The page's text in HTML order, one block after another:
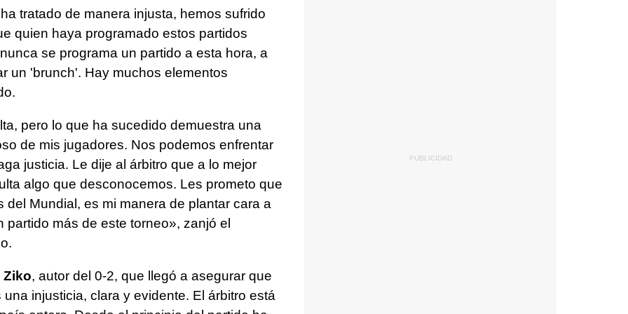
tratado de manera injusta, hemos sufrido
quien haya programado estos partidos
se programa un partido a esta hora, a
un 'brunch'. Hay muchos elementos
pero lo que ha sucedido demuestra una
de mis jugadores. Nos podemos enfrentar
justicia. Le dije al árbitro que a lo mejor
algo que desconocemos. Les prometo que
Mundial, es mi manera de plantar cara a
más de este torneo», zanjó el
, autor del 0-2, que llegó a asegurar que
una injusticia, clara y evidente. El árbitro está